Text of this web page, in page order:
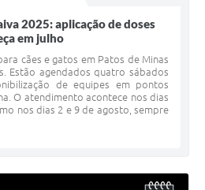
2025: aplicação de doses
em julho
cães e gatos em Patos de Minas
Estão agendados quatro sábados
de equipes em pontos
O atendimento acontece nos dias
nos dias 2 e 9 de agosto, sempre